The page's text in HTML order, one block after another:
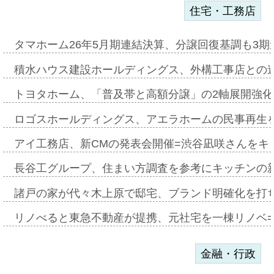
住宅・工務店
タマホーム26年5月期連結決算、分譲回復基調も3
積水ハウス建設ホールディングス、外構工事店と
トヨタホーム、「普及帯と高額分譲」の2軸展開強
ロゴスホールディングス、アエラホームの民事再
アイ工務店、新CMの発表会開催=渋谷凪咲さんを
長谷工グループ、住まい方調査を参考にキッチン
諸戸の家が代々木上原で邸宅、ブランド明確化を
リノべると東急不動産が提携、元社宅を一棟リノ
金融・行政